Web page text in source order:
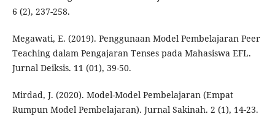
6 (2), 237-258.
Megawati, E. (2019). Penggunaan Model Pembelajaran Peer
Teaching dalam Pengajaran Tenses pada Mahasiswa EFL.
Jurnal Deiksis. 11 (01), 39-50.
Mirdad, J. (2020). Model-Model Pembelajaran (Empat
Rumpun Model Pembelajaran). Jurnal Sakinah. 2 (1), 14-23.